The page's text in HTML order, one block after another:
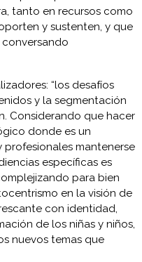
tanto en recursos como
y sustenten, y que
“los desafíos
y la segmentación
Considerando que hacer
donde es un
mantenerse
específicas es
para bien
en la visión de
con identidad,
de los niñas y niños,
nuevos temas que